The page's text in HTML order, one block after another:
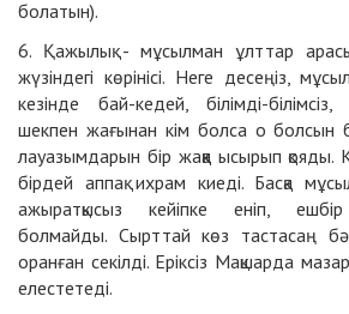
болатын).
6. Қажылық - мұсылман ұлттар
жүзіндегі көрінісі. Неге десеңіз,
кезінде бай-кедей, білімді-
шекпен жағынан кім болса о болсын
лауазымдарын бір жаққа ысырып қояды.
бірдей аппақ ихрам киеді. Басқа
ажыратқысыз кейіпке еніп,
болмайды. Сырттай көз тастасаң
оранған секілді. Еріксіз Мақшарда
елестетеді.